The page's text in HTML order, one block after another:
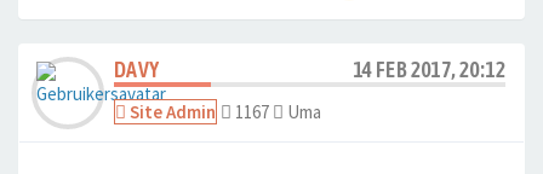
DAVY 14 FEB 2017, 20:12
Site Admin 1167 Uma